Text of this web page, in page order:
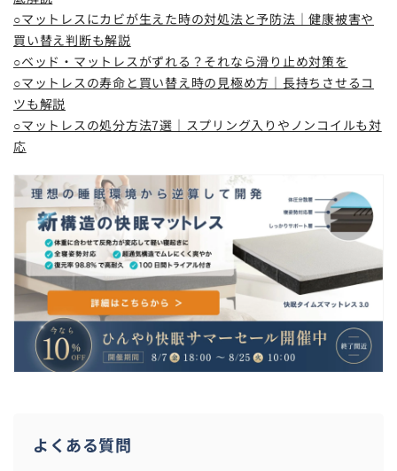
○マットレスにカビが生えた時の対処法と予防法｜健康被害や
買い替え判断も解説
○ベッド・マットレスがずれる？それなら滑り止め対策を
○マットレスの寿命と買い替え時の見極め方｜長持ちさせるコ
ツも解説
○マットレスの処分方法7選｜スプリング入りやノンコイルも対
応
よくある質問